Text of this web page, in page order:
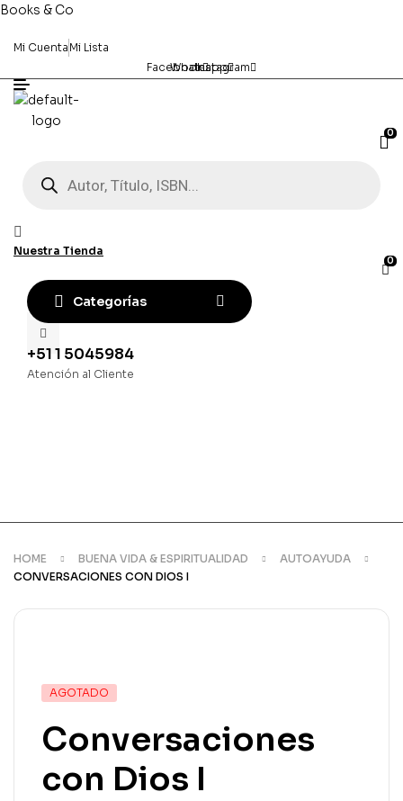
Books & Co
Mi Cuenta Mi Lista
Facebook
Whatsapp
Instagram
0
productos
Nuestra Tienda
0
Categorías
+51 1 5045984
Atención al Cliente
HOME BUENA VIDA & ESPIRITUALIDAD
AUTOAYUDA
CONVERSACIONES CON DIOS I
DISPONIBILIDAD:
AGOTADO
Conversaciones
con Dios I